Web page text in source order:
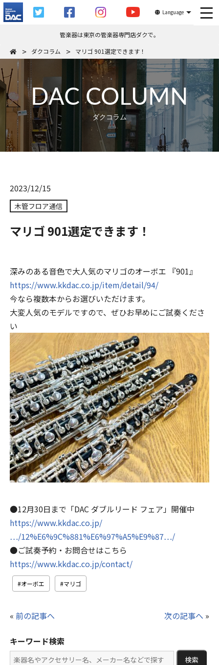
Language
管楽器は東京の管楽器専門店ダクで。
ダクコラム
マリゴ 901選定できます！
DAC COLUMN
ダクコラム
2023/12/15
木管フロア通信
マリゴ 901選定できます！
深みのある音色で大人気のマリゴのオーボエ 『901』
https://www.kkdac.co.jp/item/detail/94/
今なら複数本からお選びいただけます。
大変人気のモデルですので、ぜひお早めにご試奏くださ
い
●12月30日まで「DAC ダブルリード フェア」開催中
https://www.kkdac.co.jp/
…/12%E6%9C%881%E6%97%A5%E9%87…/
●ご試奏予約・お問合せはこちら
https://www.kkdac.co.jp/contact/
オーボエ マリゴ
« 前の記事へ 次の記事へ »
キーワード検索
検索